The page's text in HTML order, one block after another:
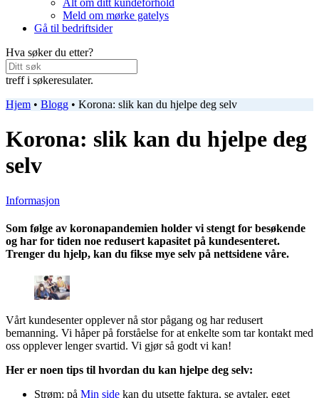
Alt om ditt kundeforhold
Meld om mørke gatelys
Gå til bedriftsider
Hva søker du etter?
treff i søkeresulater.
Hjem • Blogg • Korona: slik kan du hjelpe deg selv
Korona: slik kan du hjelpe deg
selv
Informasjon
Som følge av koronapandemien holder vi stengt for besøkende
og har for tiden noe redusert kapasitet på kundesenteret.
Trenger du hjelp, kan du fikse mye selv på nettsidene våre.
Vårt kundesenter opplever nå stor pågang og har redusert
bemanning. Vi håper på forståelse for at enkelte som tar kontakt med
oss opplever lenger svartid. Vi gjør så godt vi kan!
Her er noen tips til hvordan du kan hjelpe deg selv:
Strøm: på Min side kan du utsette faktura, se avtaler, eget